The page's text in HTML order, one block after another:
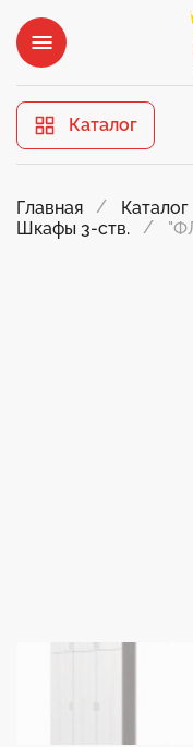
Каталог
Главная Каталог
Шкафы 3-ств.